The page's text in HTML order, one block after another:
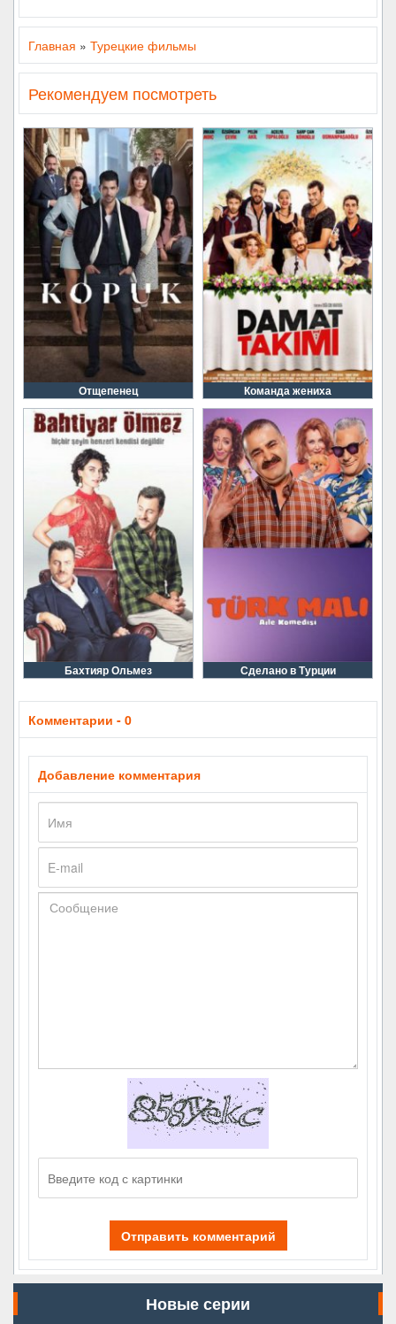
Главная » Турецкие фильмы
Рекомендуем посмотреть
Отщепенец Команда жениха
Бахтияр Ольмез Сделано в Турции
Комментарии - 0
Добавление комментария
Отправить комментарий
Новые серии